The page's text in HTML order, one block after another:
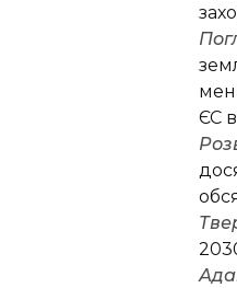
з
ЄС